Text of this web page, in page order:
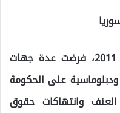
منذ اندلاع النزاع في سوريا عام 2011، فرضت عدة جهات
على الحكومة
وانتهاكات حقوق